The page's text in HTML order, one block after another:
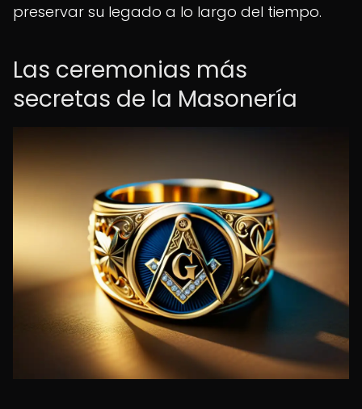
preservar su legado a lo largo del tiempo.
Las ceremonias más
secretas de la Masonería